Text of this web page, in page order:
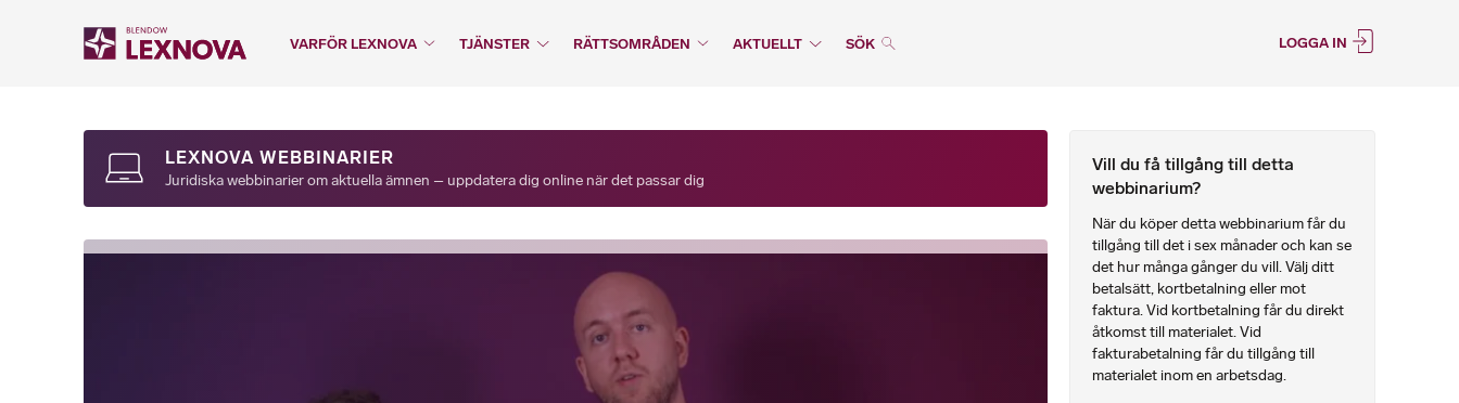
VARFÖR LEXNOVA TJÄNSTER RÄTTSOMRÅDEN AKTUELLT SÖK LOGGA IN
LEXNOVA WEBBINARIER
Juridiska webbinarier om aktuella ämnen – uppdatera dig online när det passar dig
Vill du få tillgång till detta
webbinarium?
När du köper detta webbinarium får du
tillgång till det i sex månader och kan se
det hur många gånger du vill. Välj ditt
betalsätt, kortbetalning eller mot
faktura. Vid kortbetalning får du direkt
åtkomst till materialet. Vid
fakturabetalning får du tillgång till
materialet inom en arbetsdag.